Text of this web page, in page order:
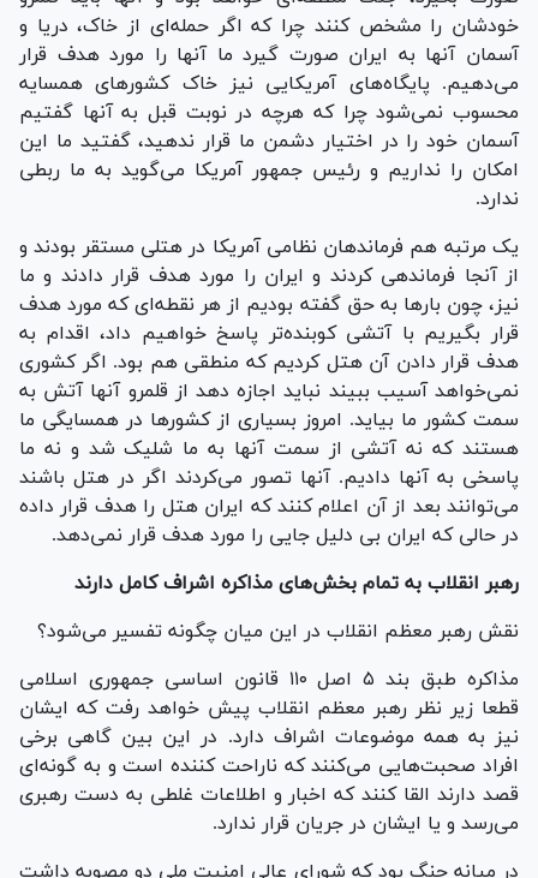
خودشان را مشخص کنند چرا که اگر حمله‌ای از خاک، دریا و
آسمان آنها به ایران صورت گیرد ما آنها را مورد هدف قرار
می‌دهیم. پایگاه‌های آمریکایی نیز خاک کشور‌های همسایه
محسوب نمی‌شود چرا که هرچه در نوبت قبل به آنها گفتیم
آسمان خود را در اختیار دشمن ما قرار ندهید، گفتید ما این
امکان را نداریم و رئیس جمهور آمریکا می‌گوید به ما ربطی
ندارد.
یک مرتبه هم فرماندهان نظامی آمریکا در هتلی مستقر بودند و
از آنجا فرماندهی کردند و ایران را مورد هدف قرار دادند و ما
نیز، چون بار‌ها به حق گفته بودیم از هر نقطه‌ای که مورد هدف
قرار بگیریم با آتشی کوبنده‌تر پاسخ خواهیم داد، اقدام به
هدف قرار دادن آن هتل کردیم که منطقی هم بود. اگر کشوری
نمی‌خواهد آسیب ببیند نباید اجازه دهد از قلمرو آنها آتش به
سمت کشور ما بیاید. امروز بسیاری از کشور‌ها در همسایگی ما
هستند که نه آتشی از سمت آنها به ما شلیک شد و نه ما
پاسخی به آنها دادیم. آنها تصور می‌کردند اگر در هتل باشند
می‌توانند بعد از آن اعلام کنند که ایران هتل را هدف قرار داده
در حالی که ایران بی دلیل جایی را مورد هدف قرار نمی‌دهد.
رهبر انقلاب به تمام بخش‌های مذاکره اشراف کامل دارند
نقش رهبر معظم انقلاب در این میان چگونه تفسیر می‌شود؟
مذاکره طبق بند ۵ اصل ۱۱۰ قانون اساسی جمهوری اسلامی
قطعا زیر نظر رهبر معظم انقلاب پیش خواهد رفت که ایشان
نیز به همه موضوعات اشراف دارد. در این بین گاهی برخی
افراد صحبت‌هایی می‌کنند که ناراحت کننده است و به گونه‌ای
قصد دارند القا کنند که اخبار و اطلاعات غلطی به دست رهبری
می‌رسد و یا ایشان در جریان قرار ندارد.
در میانه جنگ بود که شورای عالی امنیت ملی دو مصوبه داشت